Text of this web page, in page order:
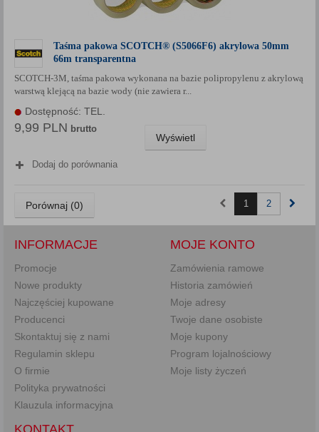
Taśma pakowa SCOTCH® (S5066F6) akrylowa 50mm
66m transparentna
SCOTCH-3M, taśma pakowa wykonana na bazie polipropylenu z akrylową
warstwą klejącą na bazie wody (nie zawiera r...
Dostępność: TEL.
9,99 PLN brutto
Wyświetl
Dodaj do porównania
Porównaj (0) 1 2
INFORMACJE
Promocje
Nowe produkty
Najczęściej kupowane
Producenci
Skontaktuj się z nami
Regulamin sklepu
O firmie
Polityka prywatności
Klauzula informacyjna
MOJE KONTO
Zamówienia ramowe
Historia zamówień
Moje adresy
Twoje dane osobiste
Moje kupony
Program lojalnościowy
Moje listy życzeń
KONTAKT